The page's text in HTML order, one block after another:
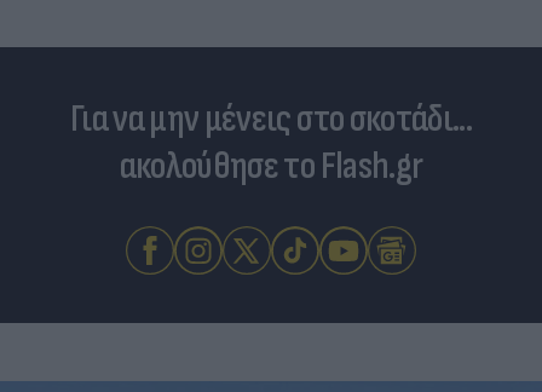
Για να μην μένεις στο σκοτάδι...
ακολούθησε το Flash.gr